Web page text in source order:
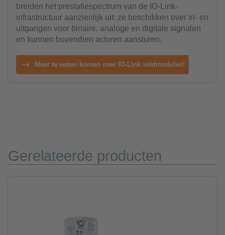
breiden het prestatiespectrum van de IO-Link-
infrastructuur aanzienlijk uit: ze beschikken over in- en
uitgangen voor binaire, analoge en digitale signalen
en kunnen bovendien actoren aansturen.
Meer te weten komen over IO-Link veldmodules!
Gerelateerde producten